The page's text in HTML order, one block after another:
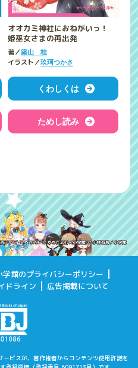
オオカミ神社におねがいっ！
姫巫女さまの再出発
著／築山 桂
イラスト／玖珂つかさ
くわしくは
ためし読み
学館のプライバシーポリシー
ドライン
広告掲載について
ビスが、著作権者からコンテンツ使用許諾を